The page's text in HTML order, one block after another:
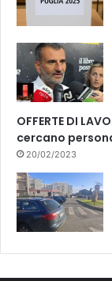
OFFERTE DI
cercano
20/02/2023